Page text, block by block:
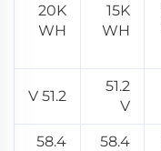
15K
WH
20K
WH
51.2
V
51.2 V
58.4
58.4